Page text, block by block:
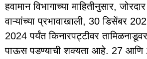
हवामान विभागाच्या माहितीनुसार,
वाऱ्यांच्या प्रभावाखाली, 30 डिसेंबर
2024 पर्यंत किनारपट्टीवर
पाऊस पडण्याची शक्यता आहे. 27 आणि